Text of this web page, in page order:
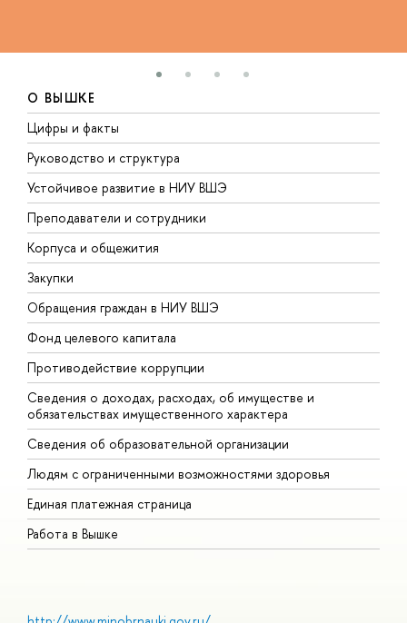
О ВЫШКЕ
Цифры и факты
Руководство и структура
Устойчивое развитие в НИУ ВШЭ
Преподаватели и сотрудники
Корпуса и общежития
Закупки
Обращения граждан в НИУ ВШЭ
Фонд целевого капитала
Противодействие коррупции
Сведения о доходах, расходах, об имуществе и
обязательствах имущественного характера
Сведения об образовательной организации
Людям с ограниченными возможностями здоровья
Единая платежная страница
Работа в Вышке